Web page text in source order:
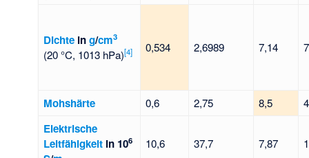
Dichte ing/cm3
(20 °C, 1013 hPa)[4] 0,534 2,6989 7,14
Mohshärte 0,6 2,75 8,5
Elektrische
Leitfähigkeit in 106 10,6 37,7 7,87